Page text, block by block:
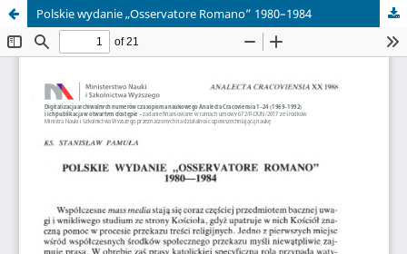
Polskie wydanie „Osservatore Romano” 1980–1984